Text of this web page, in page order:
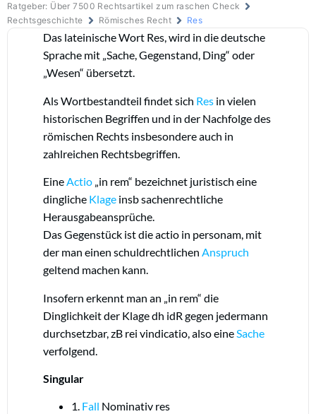
Ratgeber: Über 7500 Rechtsartikel zum raschen Check
Rechtsgeschichte
Römisches Recht Res
Das lateinische Wort Res, wird in die deutsche
Sprache mit „Sache, Gegenstand, Ding“ oder
„Wesen“ übersetzt.
Als Wortbestandteil findet sich Res in vielen
historischen Begriffen und in der Nachfolge des
römischen Rechts insbesondere auch in
zahlreichen Rechtsbegriffen.
EineActio „in rem“ bezeichnet juristisch eine
dingliche Klage insb sachenrechtliche
Herausgabeansprüche.
Das Gegenstück ist die actio in personam, mit
der man einen schuldrechtlichen Anspruch
geltend machen kann.
Insofern erkennt man an „in rem“ die
Dinglichkeit der Klage dh idR gegen jedermann
durchsetzbar, zB rei vindicatio, also eine Sache
verfolgend.
Singular
1. Fall Nominativ res